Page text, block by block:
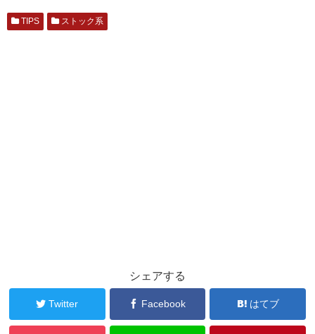
TIPS ストック系
シェアする
Twitter Facebook はてブ